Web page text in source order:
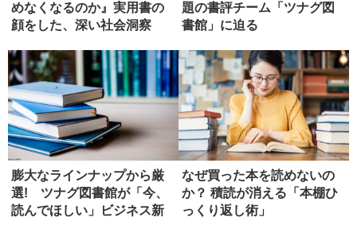
めなくなるのか』実用書の
顔をした、深い社会洞察
題の書評チーム「ツナグ図
書館」に迫る
膨大なラインナップから厳
選! ツナグ図書館が「今、
読んでほしい」ビジネス新
なぜ買った本を読めないの
か？ 積読が消える「本棚ひ
っくり返し術」